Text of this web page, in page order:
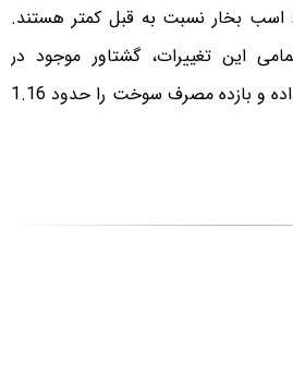
سانتافه به ترتیب 5 و 25 اسب بخار نسبت به قبل کمتر هستند.
این تغییرات، گشتاور موجود در
دورهای میانی را افزایش داده و بازده مصرف سوخت را حدود 1.16